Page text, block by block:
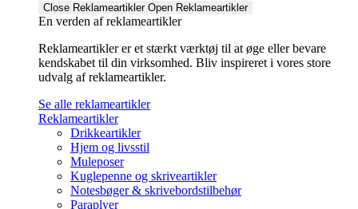
Close Reklameartikler Open Reklameartikler
En verden af reklameartikler ​
Reklameartikler er et stærkt værktøj til at øge eller bevare
kendskabet til din virksomhed. Bliv inspireret i vores store
udvalg af reklameartikler.
Se alle reklameartikler
Reklameartikler
Drikkeartikler
Hjem og livsstil
Muleposer
Kuglepenne og skriveartikler
Notesbøger & skrivebordstilbehør
Paraplyer